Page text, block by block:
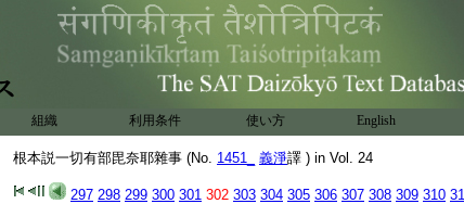
組織 利用条件 使い方 English
根本説一切有部毘奈耶雜事 (No. 1451_ 義淨譯 ) in Vol. 24
297 298 299 300 301 302 303 304 305 306 307 308 309 310
猛光侍縛迦 金光 8 㗨羅鉢
那剌陀得果 妙髮鉢持油
爾時猛光王默自思念。我今嬰此不睡之病
日覺有増。欲設何方令得瘳愈。應可召集國
内醫人療我此病。作是念已所有醫人皆悉
召集。王即報言。我有此病不能眠睡可共療
治。諸醫白王。此病非常。我等諸人無能療者。
然王舍城頻毘娑羅王。有子名侍縛迦。爲大
醫王衆所知識。具大智慧能療斯疾。時猛光
王遣使齎書。往頻毘娑羅王所。書曰白影勝